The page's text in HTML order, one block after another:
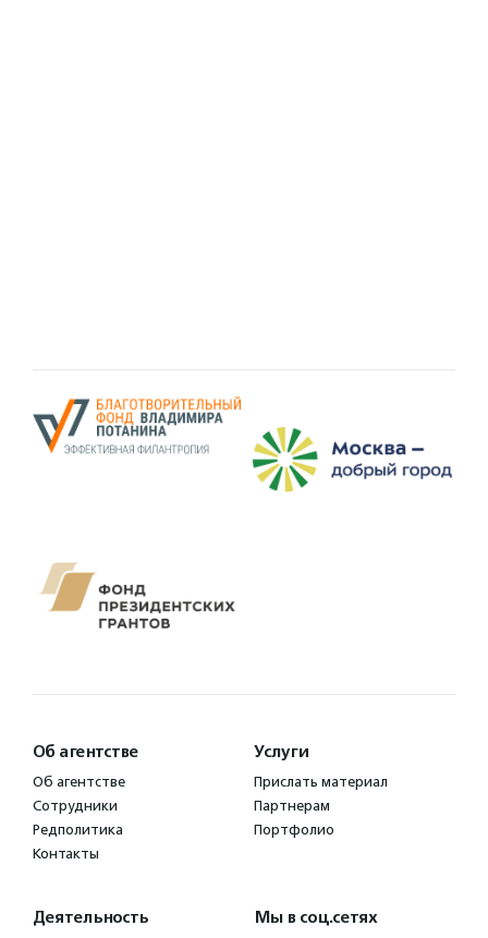
Об агентстве
Об агентстве
Сотрудники
Редполитика
Контакты
Услуги
Прислать материал
Партнерам
Портфолио
Деятельность Мы в соц.сетях